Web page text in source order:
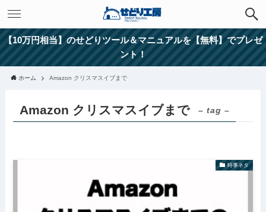
【10万円相当】のせどりツール＆マニュアルを【無料】でプレゼ
ント！
ホーム Amazon クリスマスイブまで
Amazon クリスマスイブまで – tag –
時事ネタ